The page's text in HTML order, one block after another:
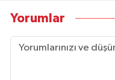
Yorumlar